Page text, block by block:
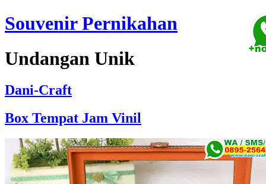
Souvenir Pernikahan
Undangan Unik
Dani-Craft
Box Tempat Jam Vinil